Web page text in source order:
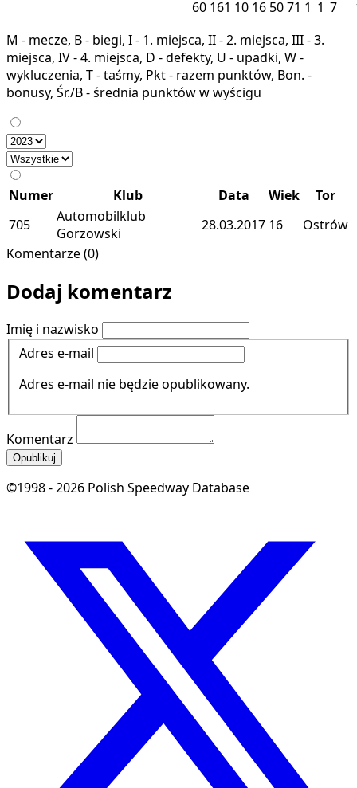
60 161 10 16 5071 1 1 7
M - mecze, B - biegi, I - 1. miejsca, II - 2. miejsca, III - 3.
miejsca, IV - 4. miejsca, D - defekty, U - upadki, W -
wykluczenia, T - taśmy, Pkt - razem punktów, Bon. -
bonusy, Śr./B - średnia punktów w wyścigu
Numer Klub Data Wiek
Tor
705
Automobilklub
Gorzowski
28.03.2017 16
Ostrów
Komentarze (0)
Dodaj komentarz
Imię i nazwisko
Adres e-mail
Adres e-mail nie będzie opublikowany.
Komentarz
Opublikuj
©1998 - 2026 Polish Speedway Database